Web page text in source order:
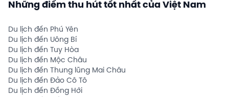
Những điểm thu hút tốt nhất của Việt Nam
Du lịch đến Phú Yên
Du lịch đến Uông Bí
Du lịch đến Tuy Hòa
Du lịch đến Mộc Châu
Du lịch đến Thung lũng Mai Châu
Du lịch đến Đảo Cô Tô
Du lịch đến Đồng Hới